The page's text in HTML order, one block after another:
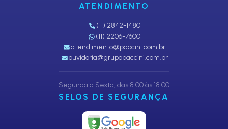
ATENDIMENTO
(11) 2842-1480
(11) 2206-7600
atendimento@paccini.com.br
ouvidoria@grupopaccini.com.br
Segunda a Sexta, das 8:00 às 18:00
SELOS DE SEGURANÇA